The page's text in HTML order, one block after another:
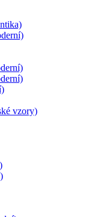
vzory)